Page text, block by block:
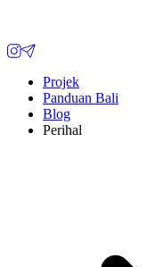
Projek
Panduan Bali
Blog
Perihal